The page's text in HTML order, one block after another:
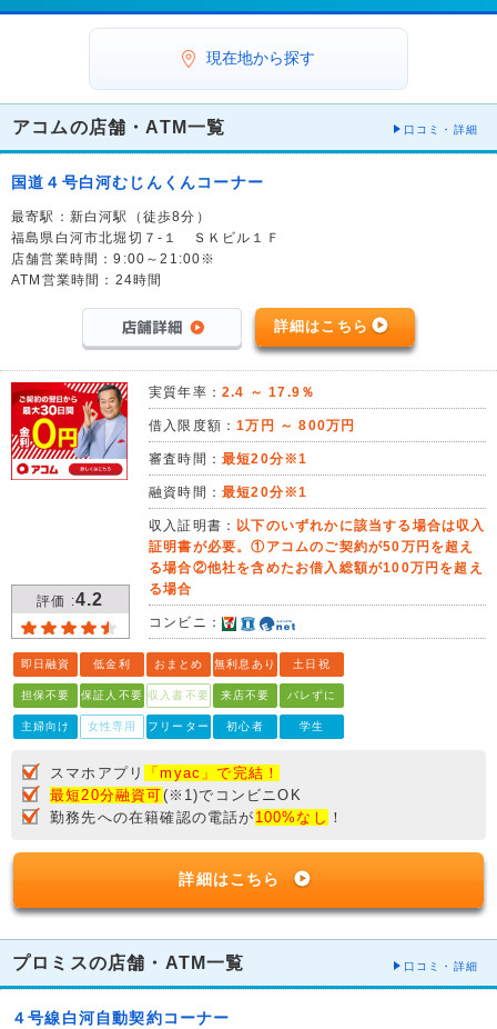
現在地から探す
アコムの店舗・ATM一覧 口コミ・詳細
国道４号白河むじんくんコーナー
最寄駅：新白河駅（徒歩8分）
福島県白河市北堀切７-１ ＳＫビル１Ｆ
店舗営業時間：9:00～21:00※
ATM営業時間：24時間
詳細はこちら
評価 :4.2
実質年率： 2.4 ～ 17.9％
借入限度額：1万円 ～ 800万円
審査時間： 最短20分※1
融資時間： 最短20分※1
収入証明書： 以下のいずれかに該当する場合は収入
証明書が必要。①アコムのご契約が50万円を超え
る場合②他社を含めたお借入総額が100万円を超え
る場合
コンビニ：
即日融資 低金利 おまとめ 無利息あり 土日祝
担保不要 保証人不要 収入書不要 来店不要 バレずに
主婦向け 女性専用 フリーター 初心者 学生
スマホアプリ
「myac」で完結！
最短20分融資可(※1)でコンビニOK
勤務先への在籍確認の電話が 100%なし ！
詳細はこちら
プロミスの店舗・ATM一覧 口コミ・詳細
４号線白河自動契約コーナー